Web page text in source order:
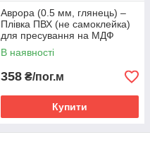
Аврора (0.5 мм, глянець) ‒
Плівка ПВХ (не самоклейка)
для пресування на МДФ
В наявності
358 ₴/пог.м
Купити